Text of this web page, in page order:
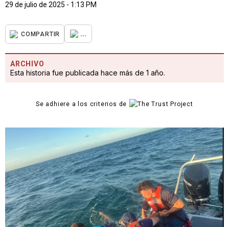
29 de julio de 2025 - 1:13 PM
COMPARTIR ...
ARCHIVO
Esta historia fue publicada hace más de 1 año.
Se adhiere a los criterios de